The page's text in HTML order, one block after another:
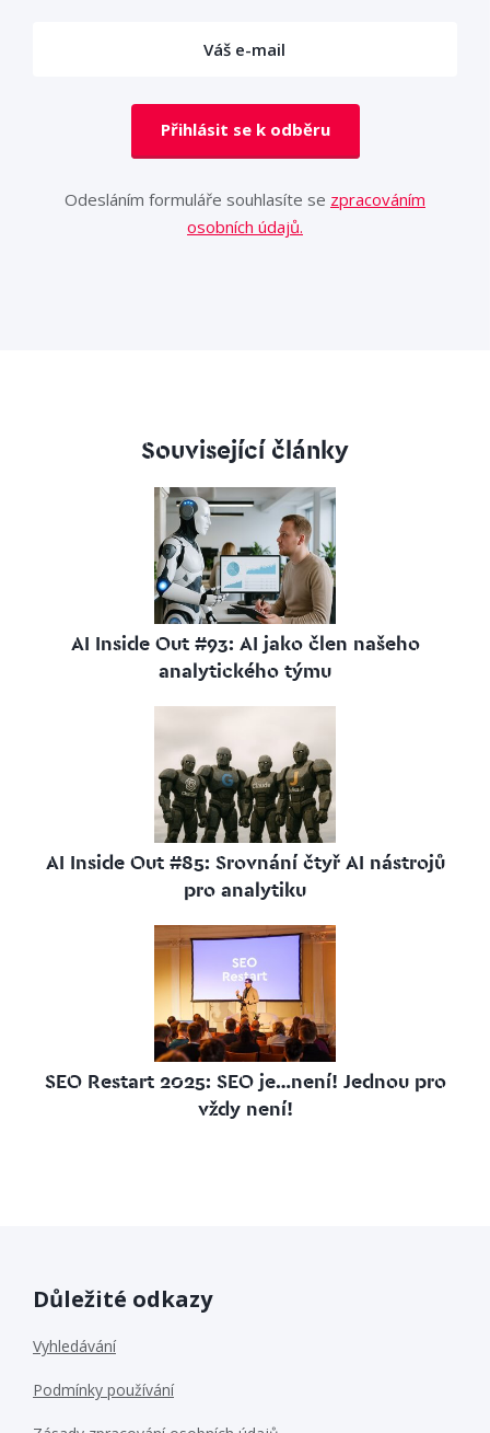
Přihlásit se k odběru
Odesláním formuláře souhlasíte se zpracováním
osobních údajů.
Související články
AI Inside Out #93: AI jako člen našeho
analytického týmu
AI Inside Out #85: Srovnání čtyř AI nástrojů
pro analytiku
SEO Restart 2025: SEO je…není! Jednou pro
vždy není!
Důležité odkazy
Vyhledávání
Podmínky používání